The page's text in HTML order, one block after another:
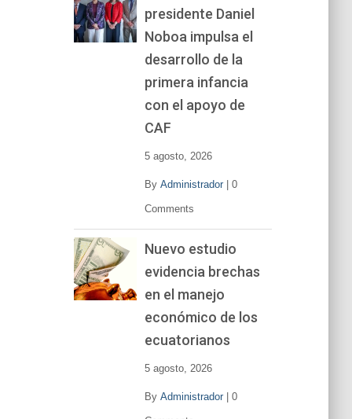
presidente Daniel
Noboa impulsa el
desarrollo de la
primera infancia
con el apoyo de
CAF
5 agosto, 2026
By Administrador| 0
Comments
Nuevo estudio
evidencia brechas
en el manejo
económico de los
ecuatorianos
5 agosto, 2026
By Administrador| 0